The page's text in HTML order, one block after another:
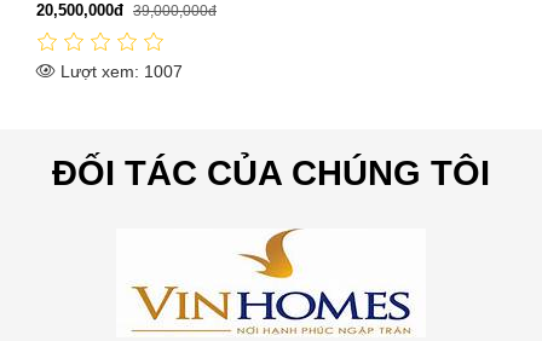
5,496,000đ 6,870,000đ
Lượt xem: 1577
ĐỐI TÁC CỦA CHÚNG TÔI